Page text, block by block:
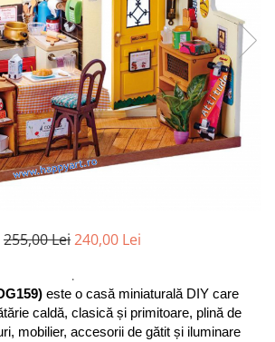
255,00 Lei240,00 Lei
.
este o casă miniaturală DIY care
caldă, clasică și primitoare, plină de
mobilier, accesorii de gătit și iluminare